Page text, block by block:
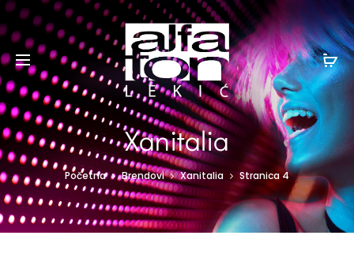
Xanitalia
Početna Brendovi Xanitalia Stranica 4